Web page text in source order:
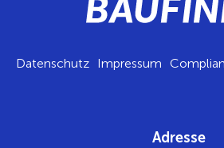
Datenschutz Impressum
Adresse